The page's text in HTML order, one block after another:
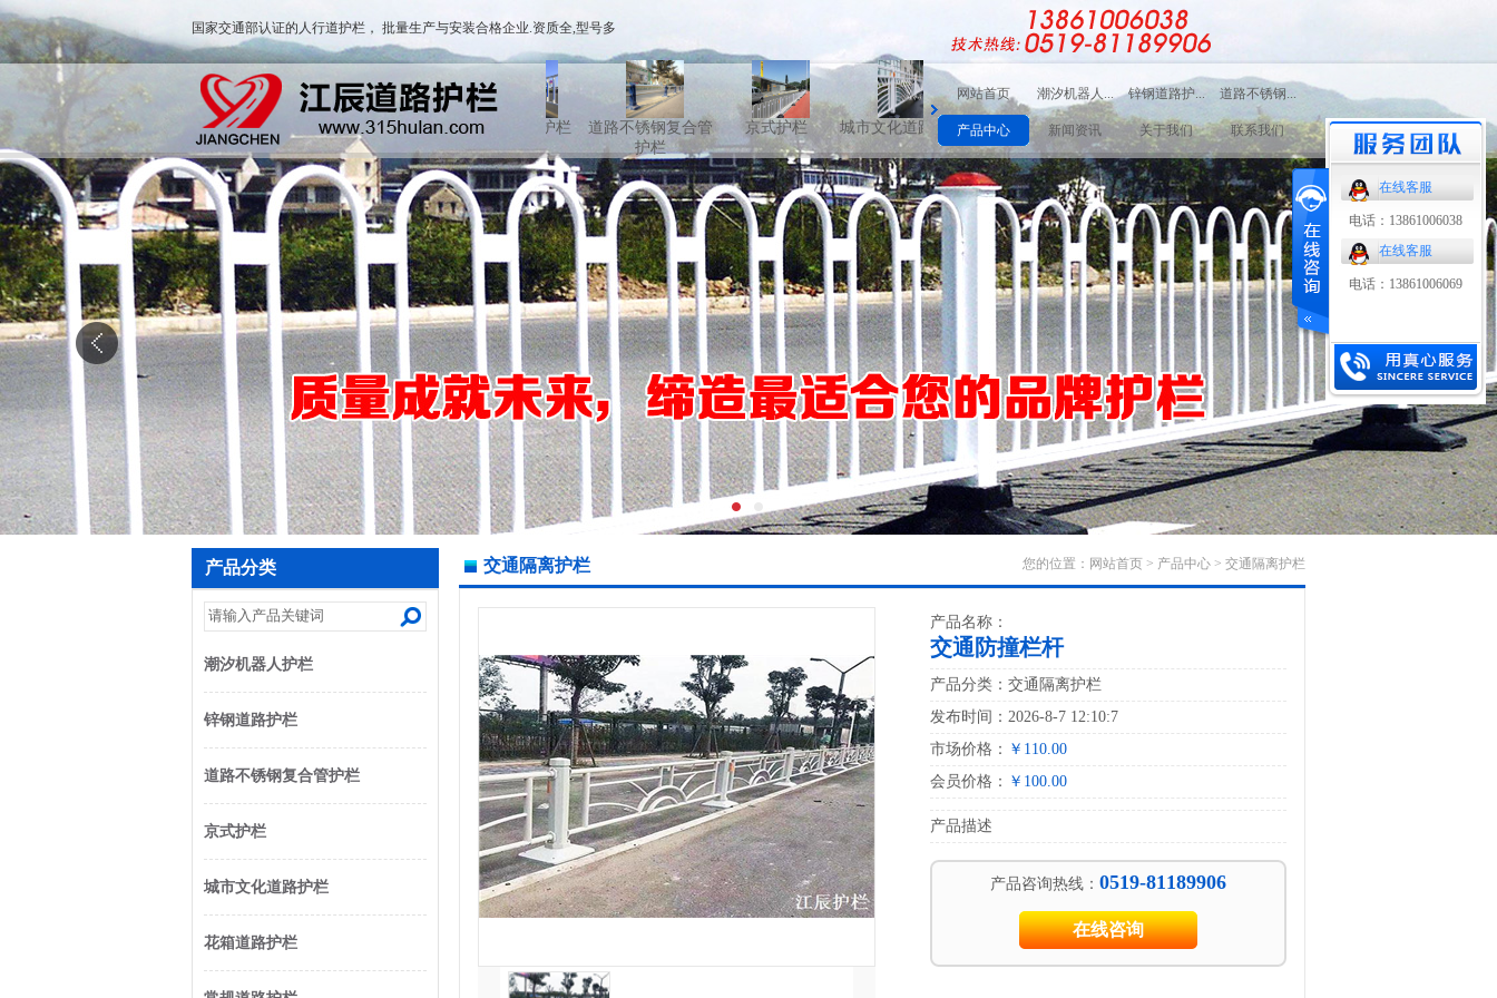
在线客服
电话：13861006038
在线客服
电话：13861006069
国家交通部认证的人行道护栏， 批量生产与安装合格企业.资质全,型号多
城市文化道路护栏 花箱道路护栏 潮汐机器人护栏 锌钢道路护栏
道路不锈钢复合管
护栏
京式护栏 城市文化道路护栏 花箱道路护栏 潮汐机器人护栏 锌钢道路护栏
道路不锈钢复合管
护栏
网站首页 潮汐机器人... 锌钢道路护... 道路不锈钢...
产品中心 新闻资讯 关于我们 联系我们
产品分类
潮汐机器人护栏
锌钢道路护栏
道路不锈钢复合管护栏
京式护栏
城市文化道路护栏
花箱道路护栏
交通隔离护栏 您的位置： 网站首页 > 产品中心 > 交通隔离护栏
产品名称：
交通防撞栏杆
产品分类：交通隔离护栏
发布时间：2026-8-7 12:10:7
市场价格： ￥110.00
会员价格： ￥100.00
产品描述
产品咨询热线： 0519-81189906
在线咨询